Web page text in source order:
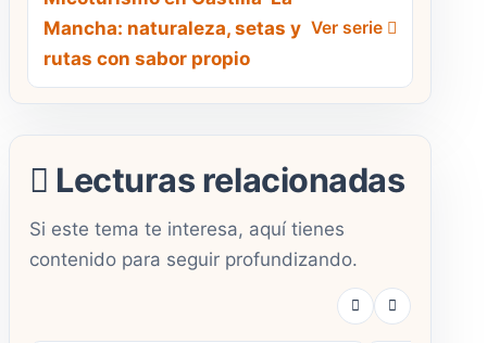
Mancha: naturaleza, setas y
rutas con sabor propio
Ver serie
Lecturas relacionadas
Si este tema te interesa, aquí tienes
contenido para seguir profundizando.